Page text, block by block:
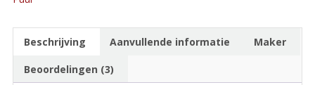
Beschrijving Aanvullende informatie Maker
Beoordelingen (3)